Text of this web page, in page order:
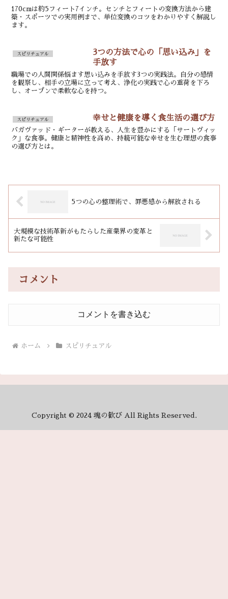
170cmは約5フィート7インチ。センチとフィートの変換方法から建
築・スポーツでの実用例まで、単位変換のコツをわかりやすく解説し
ます。
スピリチュアル
3つの方法で心の「思い込み」を
手放す
職場での人間関係悩ます思い込みを手放す3つの実践法。自分の感情
を観察し、相手の立場に立って考え、浄化の実践で心の重荷を下ろ
し、オープンで柔軟な心を持つ。
スピリチュアル 幸せと健康を導く食生活の選び方
バガヴァッド・ギーターが教える、人生を豊かにする「サートヴィッ
ク」な食事。健康と精神性を高め、持続可能な幸せを生む理想の食事
の選び方とは。
5つの心の整理術で、罪悪感から解放される
大規模な技術革新がもたらした産業界の変革と
新たな可能性
コメント
コメントを書き込む
ホーム スピリチュアル
Copyright © 2024 魂の歓び All Rights Reserved.